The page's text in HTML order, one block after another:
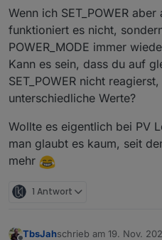
Wenn ich SET_POWER
funktioniert es nicht,
POWER_MODE immer
Kann es sein, dass du auf
SET_POWER nicht
unterschiedliche Werte?
Wollte es eigentlich bei PV
man glaubt es kaum, seit
mehr
1 Antwort
TbsJahschrieb am 19. Nov.